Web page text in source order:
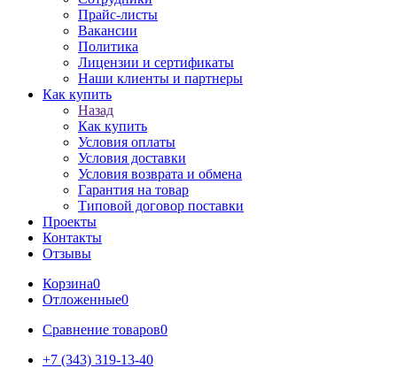
Прайс-листы
Вакансии
Политика
Лицензии и сертификаты
Наши клиенты и партнеры
Как купить
Назад
Как купить
Условия оплаты
Условия доставки
Условия возврата и обмена
Гарантия на товар
Типовой договор поставки
Проекты
Контакты
Отзывы
Корзина0
Отложенные0
Сравнение товаров0
+7 (343) 319-13-40